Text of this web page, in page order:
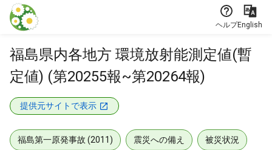
本文に飛ぶ
ヘルプEnglish
福島県内各地方 環境放射能測定値(暫
定値) (第20255報~第20264報)
提供元サイトで表示
福島第一原発事故 (2011) 震災への備え 被災状況